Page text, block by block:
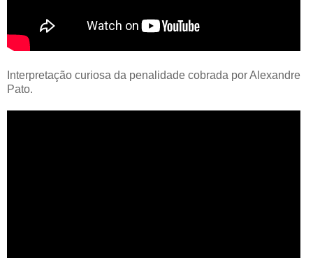
Interpretação curiosa da penalidade cobrada por Alexandre
Pato.